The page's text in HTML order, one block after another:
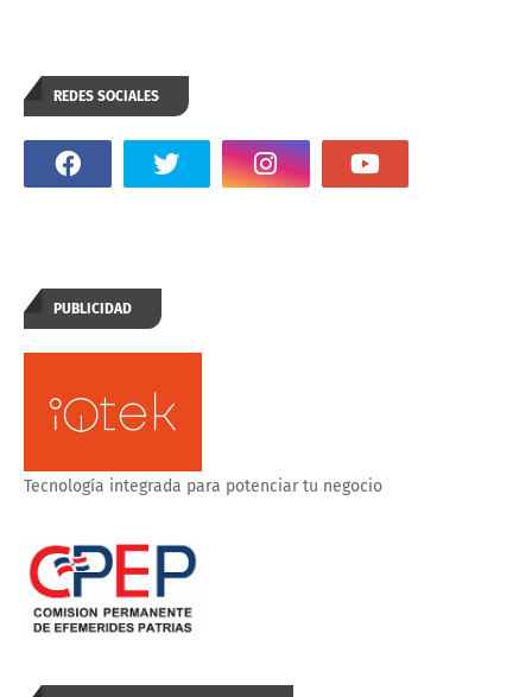
REDES SOCIALES
PUBLICIDAD
Tecnología integrada para potenciar tu negocio